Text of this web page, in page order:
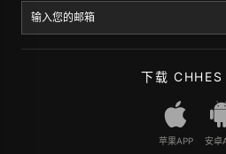
下载
苹果APP 安卓